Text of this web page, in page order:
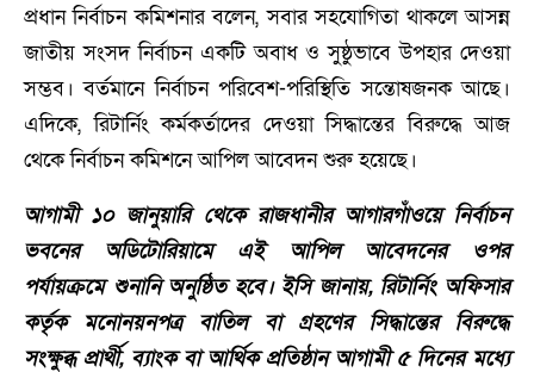
প্রধান নির্বাচন কমিশনার বলেন, সবার সহযোগিতা থাকলে আসন্ন
জাতীয় সংসদ নির্বাচন একটি অবাধ ও সুষ্ঠুভাবে উপহার দেওয়া
সম্ভব। বর্তমানে নির্বাচন পরিবেশ-পরিস্থিতি সন্তোষজনক আছে।
এদিকে, রিটার্নিং কর্মকর্তাদের দেওয়া সিদ্ধান্তের বিরুদ্ধে আজ
থেকে নির্বাচন কমিশনে আপিল আবেদন শুরু হয়েছে।
আগামী ১০ জানুয়ারি থেকে রাজধানীর আগারগাঁওয়ে নির্বাচন
ভবনের অডিটোরিয়ামে এই আপিল আবেদনের ওপর
পর্যায়ক্রমে শুনানি অনুষ্ঠিত হবে। ইসি জানায়, রিটার্নিং অফিসার
কর্তৃক মনোনয়নপত্র বাতিল বা গ্রহণের সিদ্ধান্তের বিরুদ্ধে
সংক্ষুব্ধ প্রার্থী, ব্যাংক বা আর্থিক প্রতিষ্ঠান আগামী ৫ দিনের মধ্যে